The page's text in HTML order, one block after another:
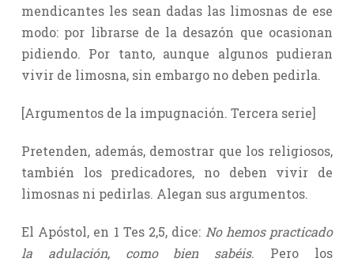
mendicantes les sean dadas las limosnas de ese
modo: por librarse de la desazón que ocasionan
pidiendo. Por tanto, aunque algunos pudieran
vivir de limosna, sin embargo no deben pedirla.
[Argumentos de la impugnación. Tercera serie]
Pretenden, además, demostrar que los religiosos,
también los predicadores, no deben vivir de
limosnas ni pedirlas. Alegan sus argumentos.
El Apóstol, en 1 Tes 2,5, dice: No hemos practicado
la adulación,como bien sabéis. Pero los